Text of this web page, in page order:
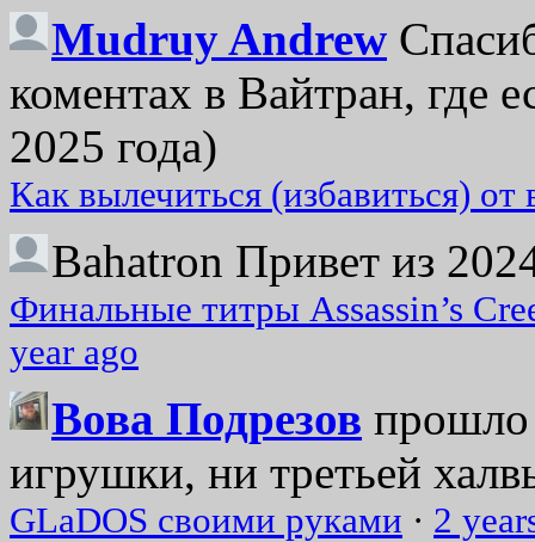
Mudruy Andrew
коментах в Вайтран, где
2025 года)
Как вылечиться (избавиться)
Bahatron Привет из
Финальные титры Assassin’s
year ago
Вова Подрезов прошло
игрушки, ни третьей
GLaDOS своими руками · 2